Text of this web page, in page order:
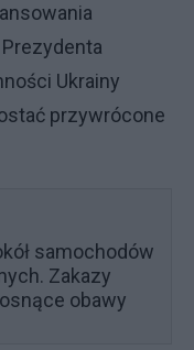
Ukrainy
przywrócone
samochodów
Zakazy
obawy